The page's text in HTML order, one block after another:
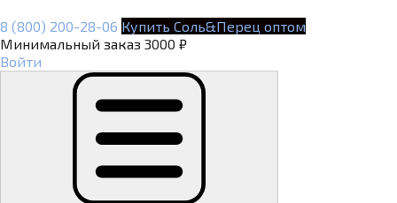
8 (800) 200-28-06 Купить Соль&Перец оптом
Минимальный заказ 3000 ₽
Войти